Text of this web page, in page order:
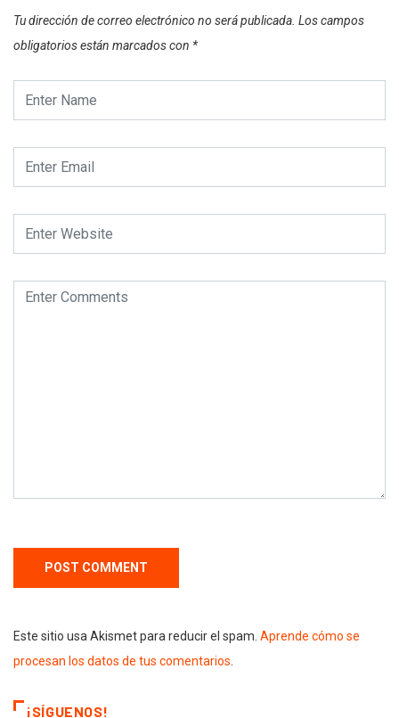
Tu dirección de correo electrónico no será publicada. Los campos
obligatorios están marcados con *
Este sitio usa Akismet para reducir el spam. Aprende cómo se
procesan los datos de tus comentarios
¡SÍGUENOS!